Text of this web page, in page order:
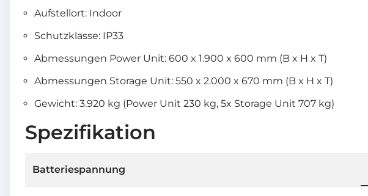
Aufstellort: Indoor
Schutzklasse: IP33
Abmessungen Power Unit: 600 x 1.900 x 600 mm (B x H x T)
Abmessungen Storage Unit: 550 x 2.000 x 670 mm (B x H x T)
Gewicht: 3.920 kg (Power Unit 230 kg, 5x Storage Unit 707 kg)
Spezifikation
Batteriespannung